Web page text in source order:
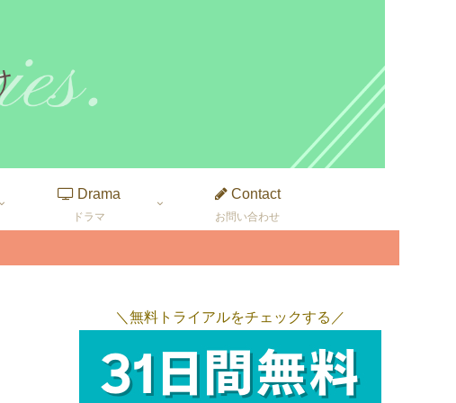
Drama
ドラマ
Contact
お問い合わせ
＼無料トライアルをチェックする／